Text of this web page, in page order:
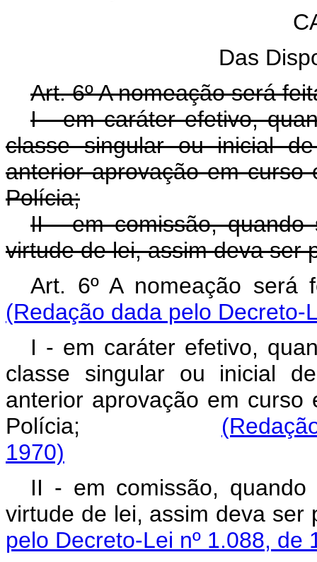
Das
Art. 6º A nomeação será
I - em caráter efetivo,
classe singular ou inicial
anterior aprovação em curso
Polícia;
II - em comissão,
virtude de lei, assim deva ser
Art. 6º A
(Redação dada pelo Decreto-
I - em caráter efetivo,
classe singular ou inicial
anterior aprovação em curso
Polícia;
1970)
II - em comissão,
virtude de lei, assim
pelo Decreto-Lei nº 1.088, de